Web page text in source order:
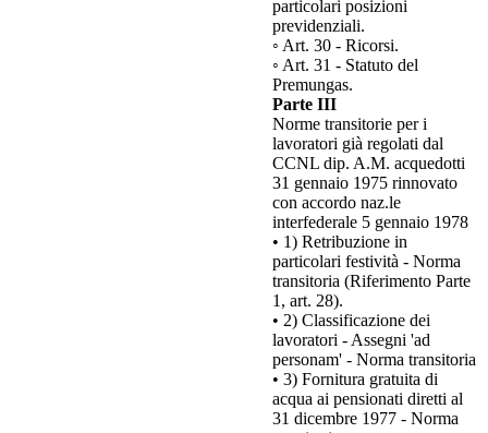
particolari posizioni
previdenziali.
◦ Art. 30 - Ricorsi.
◦ Art. 31 - Statuto del
Premungas.
Parte III
Norme transitorie per i
lavoratori già regolati dal
CCNL dip. A.M. acquedotti
31 gennaio 1975 rinnovato
con accordo naz.le
interfederale 5 gennaio 1978
• 1) Retribuzione in
particolari festività - Norma
transitoria (Riferimento Parte
1, art. 28).
• 2) Classificazione dei
lavoratori - Assegni 'ad
personam' - Norma transitoria
• 3) Fornitura gratuita di
acqua ai pensionati diretti al
31 dicembre 1977 - Norma